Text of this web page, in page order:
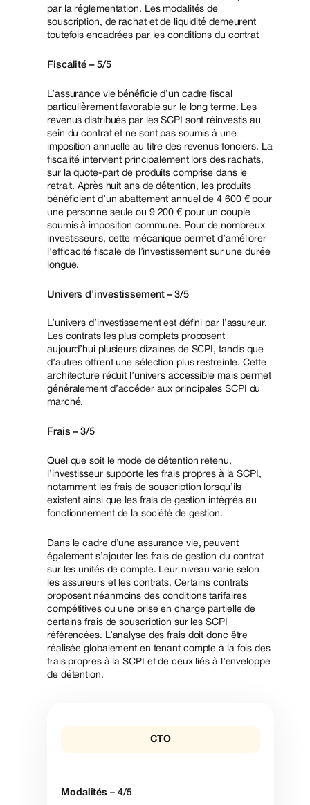
par la réglementation. Les modalités de
souscription, de rachat et de liquidité demeurent
toutefois encadrées par les conditions du contrat
Fiscalité – 5/5
L’assurance vie bénéficie d’un cadre fiscal
particulièrement favorable sur le long terme. Les
revenus distribués par les SCPI sont réinvestis au
sein du contrat et ne sont pas soumis à une
imposition annuelle au titre des revenus fonciers. La
fiscalité intervient principalement lors des rachats,
sur la quote-part de produits comprise dans le
retrait. Après huit ans de détention, les produits
bénéficient d’un abattement annuel de 4 600 € pour
une personne seule ou 9 200 € pour un couple
soumis à imposition commune. Pour de nombreux
investisseurs, cette mécanique permet d’améliorer
l’efficacité fiscale de l’investissement sur une durée
longue.
Univers d’investissement – 3/5
L’univers d’investissement est défini par l’assureur.
Les contrats les plus complets proposent
aujourd’hui plusieurs dizaines de SCPI, tandis que
d’autres offrent une sélection plus restreinte. Cette
architecture réduit l’univers accessible mais permet
généralement d’accéder aux principales SCPI du
marché.
Frais – 3/5
Quel que soit le mode de détention retenu,
l’investisseur supporte les frais propres à la SCPI,
notamment les frais de souscription lorsqu’ils
existent ainsi que les frais de gestion intégrés au
fonctionnement de la société de gestion.
Dans le cadre d’une assurance vie, peuvent
également s’ajouter les frais de gestion du contrat
sur les unités de compte. Leur niveau varie selon
les assureurs et les contrats. Certains contrats
proposent néanmoins des conditions tarifaires
compétitives ou une prise en charge partielle de
certains frais de souscription sur les SCPI
référencées. L’analyse des frais doit donc être
réalisée globalement en tenant compte à la fois des
frais propres à la SCPI et de ceux liés à l’enveloppe
de détention.
CTO
Modalités – 4/5